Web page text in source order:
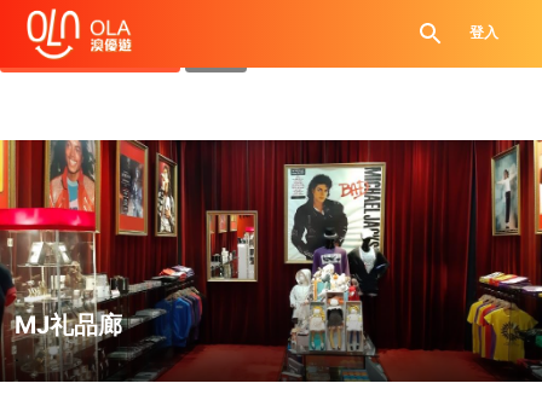
登入
领取每日优惠券
查看`我的优惠记录`
MJ礼品廊
.